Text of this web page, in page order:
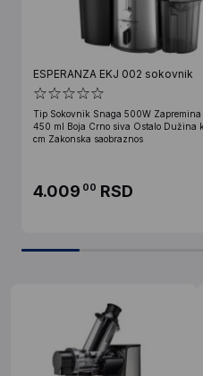
ESPERANZA EKJ 002 sokovnik
Tip Sokovnik Snaga 500W Zapremina
450 ml Boja Crno siva Ostalo Dužina
cm Zakonska saobraznos
4.009 00 RSD